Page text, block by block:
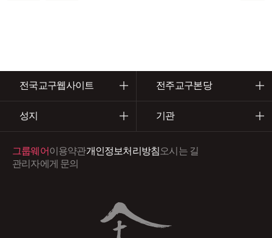
전국교구웹사이트 전주교구본당
성지 기관
그룹웨어이용약관개인정보처리방침오시는 길
관리자에게 문의